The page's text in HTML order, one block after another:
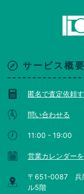
サービス概要
匿名で査定依頼
問い合わせる
11:00 - 19:00
営業カレンダー
〒651-0087 兵
ル5階